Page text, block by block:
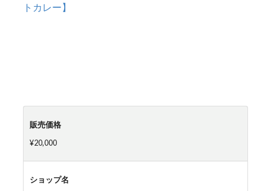
トカレー】
販売価格
¥20,000
ショップ名